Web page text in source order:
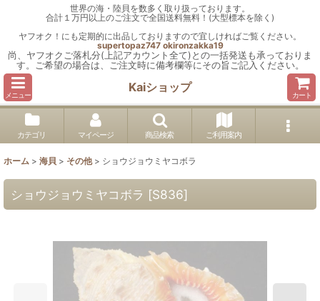
世界の海・陸貝を数多く取り扱っております。
合計１万円以上のご注文で全国送料無料！(大型標本を除く)
ヤフオク！にも定期的に出品しておりますので宜しければご覧ください。
supertopaz747 okironzakka19
尚、ヤフオクご落札分(上記アカウント全て)との一括発送も承っておりま
す。ご希望の場合は、ご注文時に備考欄等にその旨ご記入ください。
メニュー
Kaiショップ
カート
カテゴリ マイページ 商品検索 ご利用案内
ホーム > 海貝 > その他 > ショウジョウミヤコボラ
ショウジョウミヤコボラ [S836]